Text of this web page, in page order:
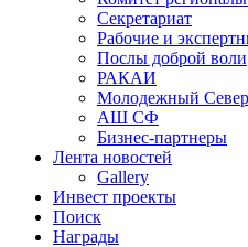
Секретариат
Рабочие и
Послы доброй воли
РАКАИ
Молодежный
АШ СФ
Бизнес-партнеры
Лента новостей
Gallery
Инвест проекты
Поиск
Награды